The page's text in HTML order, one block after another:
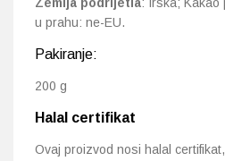
u prahu: ne-EU.
Pakiranje:
200 g
Halal certifikat
Ovaj proizvod nosi halal